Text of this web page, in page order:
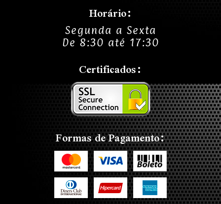
Horário:
Segunda a Sexta
De 8:30 até 17:30
Certificados:
Formas de Pagamento: